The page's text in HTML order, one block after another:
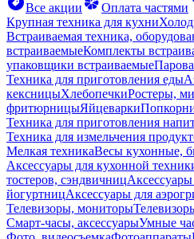
Все акции
Оплата частями
Крупная техника для кухни
Встраиваемая техника,
встраиваемыеКомплекты
упаковщики встраиваемые
Техника для приготовления еды
кексницыХлебопечкиРостеры,
фритюрницыЯйцеварки
Техника для приготовления
Техника для измельчения
Мелкая техникаВесы кухонные,
Аксессуары для кухонной
тостеров, сэндвичниц
йогуртницАксессуары для
Телевизоры, мониторы
Смарт-часы, аксессуарыУмные